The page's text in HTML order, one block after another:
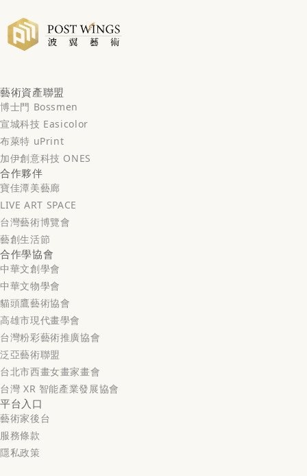
藝術資產聯盟
博士門 Bossmen
宣城科技 Easicolor
布萊特 uPrint
加伊創意科技 ONES
合作夥伴
寶佳潭美藝廊
LIVE ART SPACE
台灣藝術博覽會
藝創生活節
合作學協會
中華文創學會
中華文物學會
貓頭鷹藝術協會
高雄市現代畫學會
台灣粉彩藝術推廣協會
泛亞藝術聯盟
台北市西畫女畫家畫會
台灣 XR 智能產業發展協會
平台入口
藝術家後台
服務條款
隱私政策